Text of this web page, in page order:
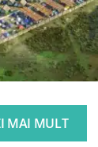
MAI MULT